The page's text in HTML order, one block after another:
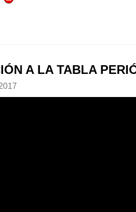
A LA TABLA